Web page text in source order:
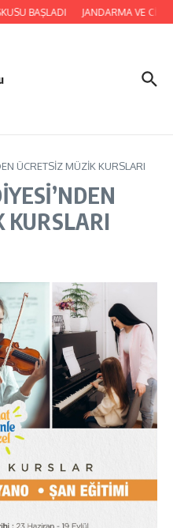
BAŞLADI JANDARMA VE
ÜCRETSİZ MÜZİK KURSLARI
KURSLARI